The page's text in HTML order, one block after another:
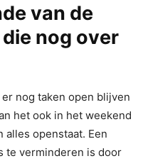
van de
nog over
nog taken open blijven
het ook in het weekend
alles openstaat. Een
te verminderen is door